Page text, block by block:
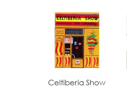
Celtiberia Show